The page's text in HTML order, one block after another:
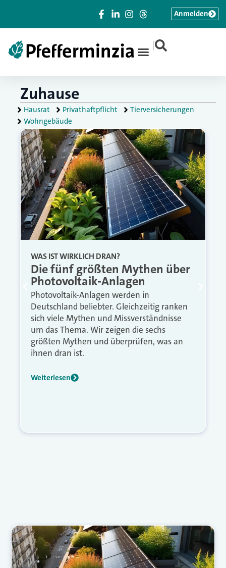
|
Anmelden
Zuhause
Hausrat Privathaftpflicht
Tierversicherungen
Wohngebäude
WAS IST WIRKLICH DRAN?
Die fünf größten Mythen über
Photovoltaik-Anlagen
Photovoltaik-Anlagen werden in
Deutschland beliebter. Gleichzeitig ranken
sich viele Mythen und Missverständnisse
um das Thema. Wir zeigen die sechs
größten Mythen und überprüfen, was an
ihnen dran ist.
Weiterlesen